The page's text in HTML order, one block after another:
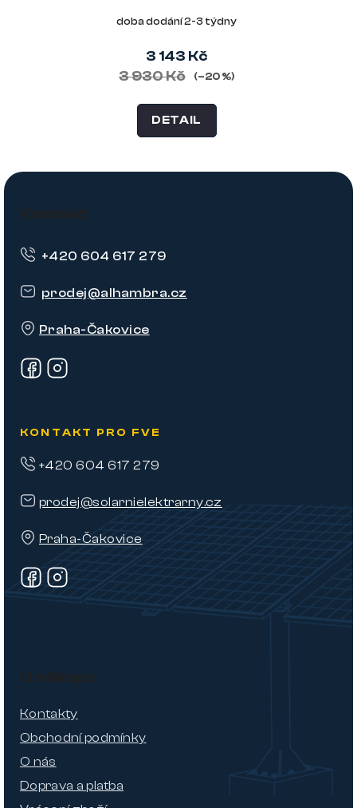
doba dodání 2-3 týdny
3 143 Kč
3 930 Kč
(–20 %)
DETAIL
Z
Kontakt
prodej@alhambra.cz
Praha-Čakovice
+420 604 617 279
KONTAKT PRO FVE
prodej@solarnielektrarny.cz
Praha-Čakovice
+420 604 617 279
O nákupu
Kontakty
Obchodní podmínky
O nás
Doprava a platba